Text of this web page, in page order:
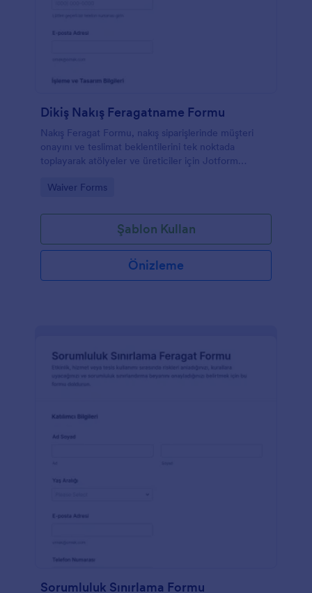
Dikiş Nakış Feragatname Formu
Nakış Feragat Formu, nakış siparişlerinde müşteri
onayını ve teslimat beklentilerini tek noktada
toplayarak atölyeler ve üreticiler için Jotform
sağlar.
Go to Category:
Waiver Forms
Şablon Kullan
Önizleme
Sorumluluk Sınırlama Formu